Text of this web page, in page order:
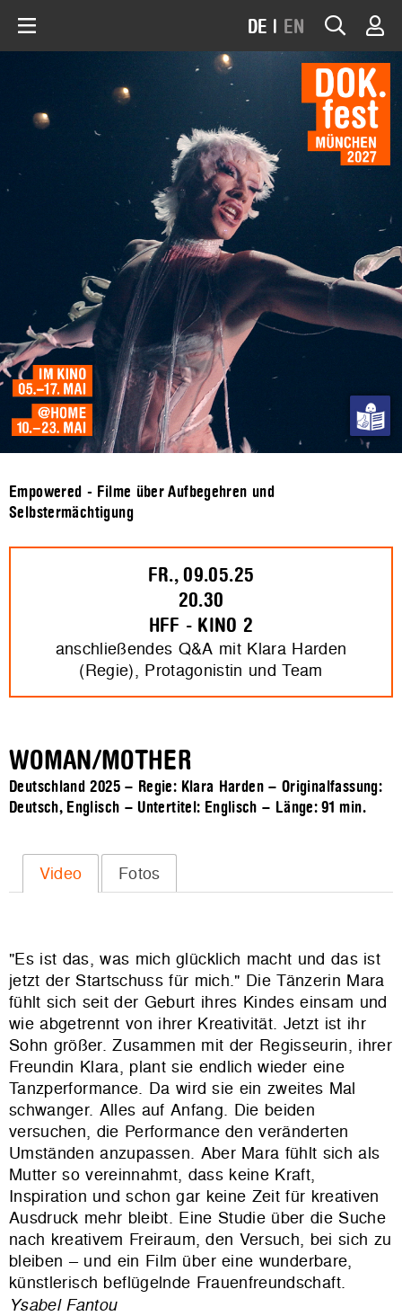
DE | EN
Empowered - Filme über Aufbegehren und
Selbstermächtigung
FR., 09.05.25
20.30
HFF - KINO 2
anschließendes Q&A mit Klara Harden
(Regie), Protagonistin und Team
WOMAN/MOTHER
Deutschland 2025 – Regie: Klara Harden – Originalfassung:
Deutsch, Englisch – Untertitel: Englisch – Länge:91 min.
Video Fotos
"Es ist das, was mich glücklich macht und das ist
jetzt der Startschuss für mich." Die Tänzerin Mara
fühlt sich seit der Geburt ihres Kindes einsam und
wie abgetrennt von ihrer Kreativität. Jetzt ist ihr
Sohn größer. Zusammen mit der Regisseurin, ihrer
Freundin Klara, plant sie endlich wieder eine
Tanzperformance. Da wird sie ein zweites Mal
schwanger. Alles auf Anfang. Die beiden
versuchen, die Performance den veränderten
Umständen anzupassen. Aber Mara fühlt sich als
Mutter so vereinnahmt, dass keine Kraft,
Inspiration und schon gar keine Zeit für kreativen
Ausdruck mehr bleibt. Eine Studie über die Suche
nach kreativem Freiraum, den Versuch, bei sich zu
bleiben – und ein Film über eine wunderbare,
künstlerisch beflügelnde Frauenfreundschaft.
Ysabel Fantou